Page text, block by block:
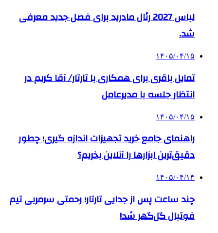
لباس 2027 رئال مادرید برای فصل جدید معرفی
شد.
۱۴۰۵/۰۴/۱۵
تمایل باقری برای همکاری با تارتار/ آقا کریم در
انتظار جلسه با مدیرعامل
۱۴۰۵/۰۴/۱۵
راهنمای جامع خرید تجهیزات اندازه گیری؛ چطور
دقیق‌ترین ابزارها را آنلاین بخریم؟
۱۴۰۵/۰۴/۱۴
چند ساعت پس از جدایی تارتار؛ رحمتی سرمربی تیم
فوتبال گل‌گهر شد!